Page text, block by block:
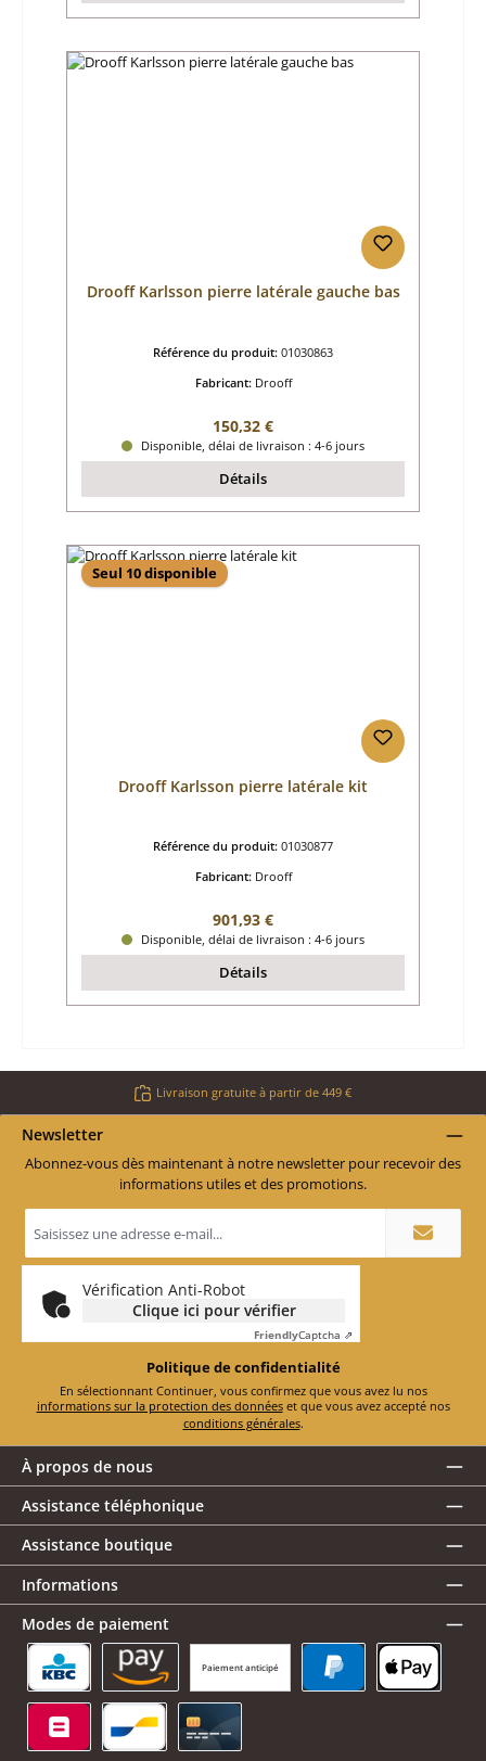
Drooff Karlsson pierre latérale gauche bas
Référence du produit: 01030863
Fabricant: Drooff
Prix régulier :
150,32 €
Disponible, délai de livraison : 4-6 jours
Détails
Seul 10 disponible
Drooff Karlsson pierre latérale kit
Référence du produit: 01030877
Fabricant: Drooff
Prix régulier :
901,93 €
Disponible, délai de livraison : 4-6 jours
Détails
Livraison gratuite à partir de 449 €
Newsletter
Abonnez-vous dès maintenant à notre newsletter pour recevoir des
informations utiles et des promotions.
e-
mail
*
Vérification Anti-Robot
Clique ici pour vérifier
FriendlyCaptcha ⇗
Politique de confidentialité
En sélectionnant Continuer, vous confirmez que vous avez lu nos
informations sur la protection des données
et que vous avez accepté nos
conditions générales.
À propos de nous
Assistance téléphonique
Assistance boutique
Informations
Modes de paiement
Paiement anticipé
KBC/CBC Payment Button
Amazon Pay